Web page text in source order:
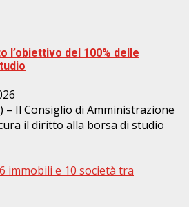
l’obiettivo del 100% delle
– Il Consiglio di Amministrazione
il diritto alla borsa di studio
immobili e 10 società tra